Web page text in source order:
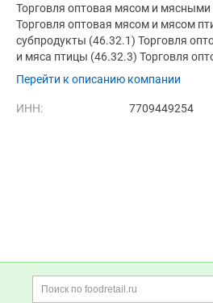
Торговля оптовая мясом и
Торговля оптовая мясом и мясом
субпродукты (46.32.1) Торговля
и мяса птицы (46.32.3) Торговля
Перейти к описанию компании
ИНН: 7709449254
Дополнительная